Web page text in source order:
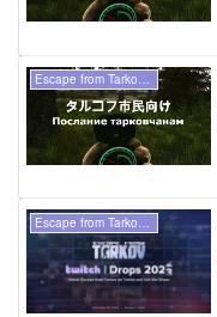
Escape from Tarkov（ タルコフ ）
Escape from Tarkov（ タルコフ ）